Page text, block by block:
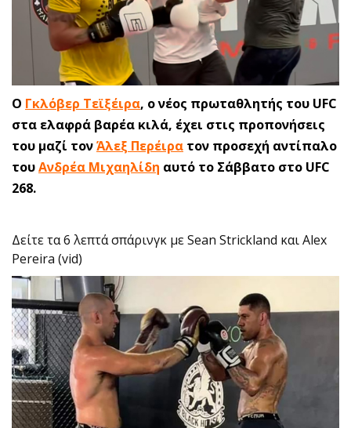
Ο Γκλόβερ Τεϊξέιρα, ο νέος πρωταθλητής του UFC
στα ελαφρά βαρέα κιλά, έχει στις προπονήσεις
του μαζί τονΆλεξ Περέιρα τον προσεχή αντίπαλο
τουΑνδρέα Μιχαηλίδη αυτό το Σάββατο στο UFC
268.
Δείτε τα 6 λεπτά σπάρινγκ με Sean Strickland και Alex
Pereira (vid)